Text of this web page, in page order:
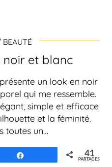
noir et blanc
un look en noir
qui me ressemble.
simple et efficace
et la féminité.
toutes un…
41
PARTAGES